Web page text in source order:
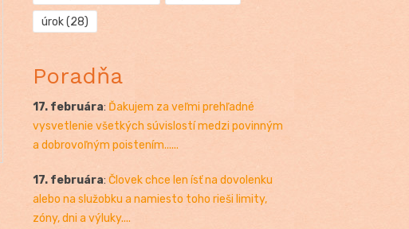
úrok(28)
Poradňa
17. februára: Ďakujem za veľmi prehľadné
vysvetlenie všetkých súvislostí medzi povinným
a dobrovoľným poistením......
17. februára: Človek chce len ísť na dovolenku
alebo na služobku a namiesto toho rieši limity,
zóny, dni a výluky....